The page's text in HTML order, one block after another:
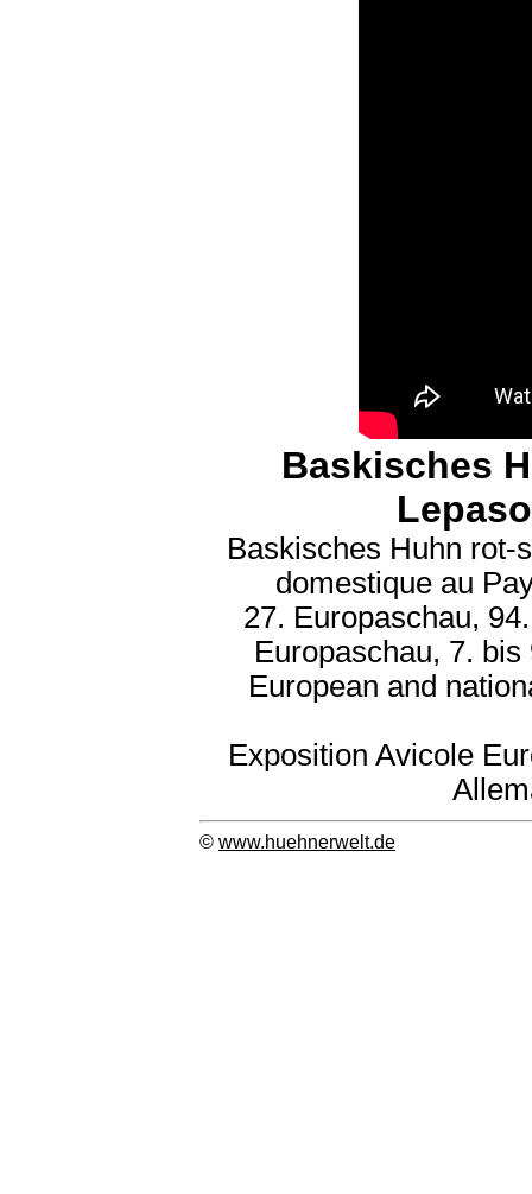
Baskisches
Baskisches Huhn rot-
domestique au
27. Europaschau,
Europaschau, 7.
European and
Exposition Avicole
© www.huehnerwelt.de